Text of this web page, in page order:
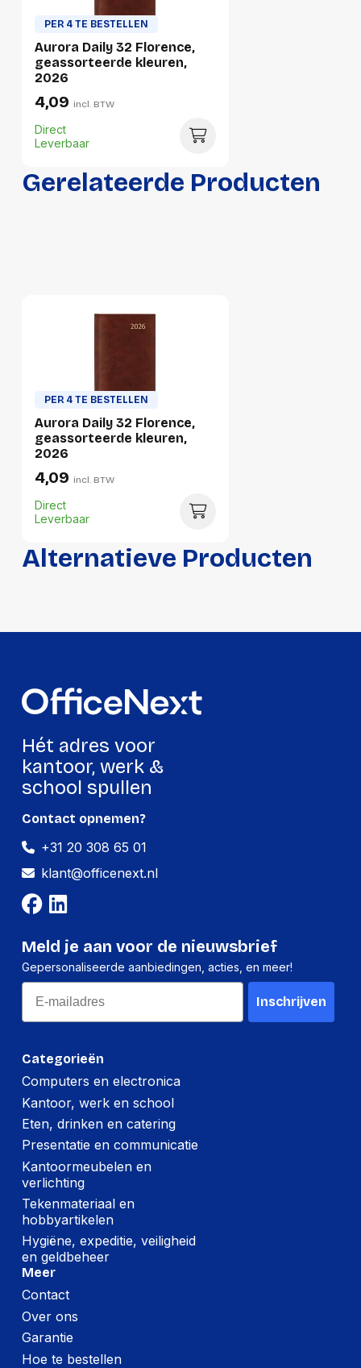
Verpakking
Per stuk
Hoeveelheid:
1 stuk
Hoogte:
23 millimeter
Gewicht:
1924 gram
Gerelateerde Producten
PER 4 TE BESTELLEN
Aurora Daily 32 Florence,
geassorteerde kleuren,
2026
4,09 incl. BTW
Direct
Leverbaar
Alternatieve Producten
PER 4 TE BESTELLEN
Aurora Daily 32 Florence,
geassorteerde kleuren,
2026
4,09 incl. BTW
Direct
Leverbaar
Hét adres voor
kantoor, werk &
school spullen
Categorieën
Computers en electronica
Kantoor, werk en school
Eten, drinken en catering
Presentatie en communicatie
Kantoormeubelen en
verlichting
Tekenmateriaal en
hobbyartikelen
Hygiëne, expeditie, veiligheid
en geldbeheer
Meer
Contact
Over ons
Garantie
Hoe te bestellen
Contact opnemen?
+31 20 308 65 01
klant@officenext.nl
Meld je aan voor de nieuwsbrief
Gepersonaliseerde aanbiedingen, acties, en meer!
Email
Inschrijven